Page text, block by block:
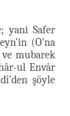
yani Safer
(O'na
mubarek
ul Envâr
şöyle